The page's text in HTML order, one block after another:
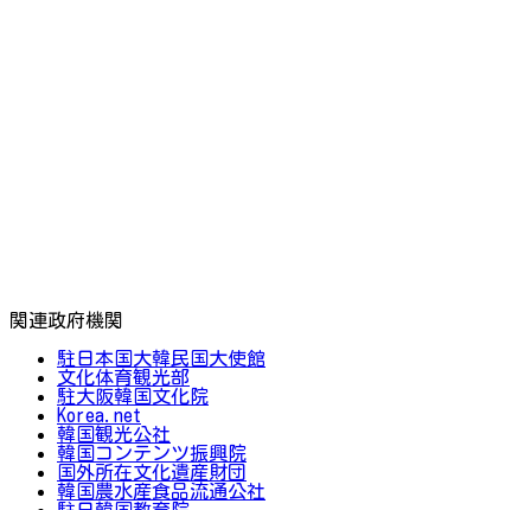
関連政府機関
駐日本国大韓民国大使館
文化体育観光部
駐大阪韓国文化院
Korea.net
韓国観光公社
韓国コンテンツ振興院
国外所在文化遺産財団
韓国農水産食品流通公社